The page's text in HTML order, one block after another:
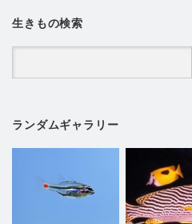
生きもの検索
ランダムギャラリー